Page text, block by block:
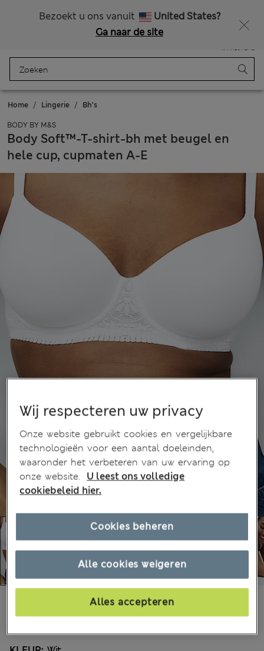
Bezoekt u ons vanuit
United States?
Ga naar de site
Winkelmand
Home Lingerie Bh's
BODY BY M&S
Body Soft™-T-shirt-bh met beugel en
hele cup, cupmaten A-E
3.036 Beoordelingen
Alle prijzen zijn inclusief btw en invoerrechten
Wij respecteren uw privacy
Onze website gebruikt cookies en vergelijkbare
technologieën voor een aantal doeleinden,
waaronder het verbeteren van uw ervaring op
onze website.
U leest ons volledige
cookiebeleid hier.
Alle cookies weigeren
Alles accepteren
Cookies beheren